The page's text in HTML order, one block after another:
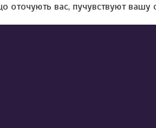
оточують вас, пучувствуют вашу